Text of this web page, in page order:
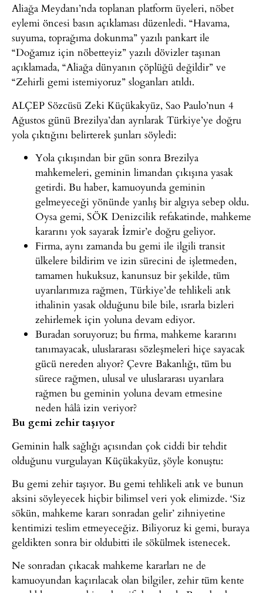
Aliağa Meydanı’nda toplanan platform üyeleri, nöbet
eylemi öncesi basın açıklaması düzenledi. “Havama,
suyuma, toprağıma dokunma” yazılı pankart ile
“Doğamız için nöbetteyiz” yazılı dövizler taşınan
açıklamada, “Aliağa dünyanın çöplüğü değildir” ve
“Zehirli gemi istemiyoruz” sloganları atıldı.
ALÇEP Sözcüsü Zeki Küçükakyüz, Sao Paulo’nun 4
Ağustos günü Brezilya’dan ayrılarak Türkiye’ye doğru
yola çıktığını belirterek şunları söyledi:
Yola çıkışından bir gün sonra Brezilya
mahkemeleri, geminin limandan çıkışına yasak
getirdi. Bu haber, kamuoyunda geminin
gelmeyeceği yönünde yanlış bir algıya sebep oldu.
Oysa gemi, SÖK Denizcilik refakatinde, mahkeme
kararını yok sayarak İzmir’e doğru geliyor.
Firma, aynı zamanda bu gemi ile ilgili transit
ülkelere bildirim ve izin sürecini de işletmeden,
tamamen hukuksuz, kanunsuz bir şekilde, tüm
uyarılarımıza rağmen, Türkiye’de tehlikeli atık
ithalinin yasak olduğunu bile bile, ısrarla bizleri
zehirlemek için yoluna devam ediyor.
Buradan soruyoruz; bu firma, mahkeme kararını
tanımayacak, uluslararası sözleşmeleri hiçe sayacak
gücü nereden alıyor? Çevre Bakanlığı, tüm bu
sürece rağmen, ulusal ve uluslararası uyarılara
rağmen bu geminin yoluna devam etmesine
neden hâlâ izin veriyor?
Bu gemi zehir taşıyor
Geminin halk sağlığı açısından çok ciddi bir tehdit
olduğunu vurgulayan Küçükakyüz, şöyle konuştu:
Bu gemi zehir taşıyor. Bu gemi tehlikeli atık ve bunun
aksini söyleyecek hiçbir bilimsel veri yok elimizde. ‘Siz
sökün, mahkeme kararı sonradan gelir’ zihniyetine
kentimizi teslim etmeyeceğiz. Biliyoruz ki gemi, buraya
geldikten sonra bir oldubitti ile sökülmek istenecek.
Ne sonradan çıkacak mahkeme kararları ne de
kamuoyundan kaçırılacak olan bilgiler, zehir tüm kente